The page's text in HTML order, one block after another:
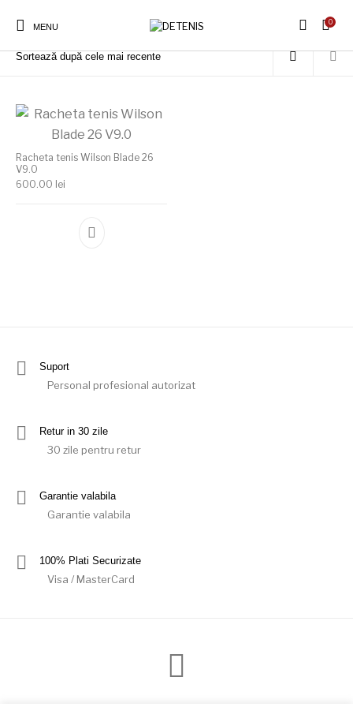
MENU
0
Prima pagină Produse etichetate „Blade 26 V9.0”
Racheta tenis Wilson Blade 26
V9.0
600.00 lei
Suport
Personal profesional autorizat
Retur in 30 zile
30 zile pentru retur
Garantie valabila
Garantie valabila
100% Plati Securizate
Visa / MasterCard